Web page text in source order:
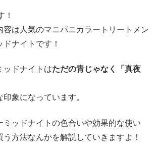
！
容は人気のマニパニカラートリートメン
ドナイトです！
ッドナイトはただの青じゃなく「真夜
象になっています。
ミッドナイトの色合いや効果的な使い
方法なんかを解説していきますよ！